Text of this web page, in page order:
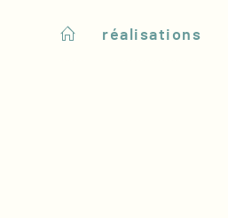
réalisations